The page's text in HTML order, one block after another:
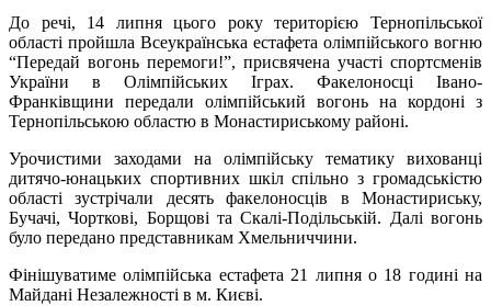
До речі, 14 липня цього року територією Тернопільської
області пройшла Всеукраїнська естафета олімпійського вогню
“Передай вогонь перемоги!”, присвячена участі спортсменів
України в Олімпійських Іграх. Факелоносці Івано-
Франківщини передали олімпійський вогонь на кордоні з
Тернопільською областю в Монастириському районі.
Урочистими заходами на олімпійську тематику вихованці
дитячо-юнацьких спортивних шкіл спільно з громадськістю
області зустрічали десять факелоносців в Монастириську,
Бучачі, Чорткові, Борщові та Скалі-Подільській. Далі вогонь
було передано представникам Хмельниччини.
Фінішуватиме олімпійська естафета 21 липня о 18 годині на
Майдані Незалежності в м. Києві.